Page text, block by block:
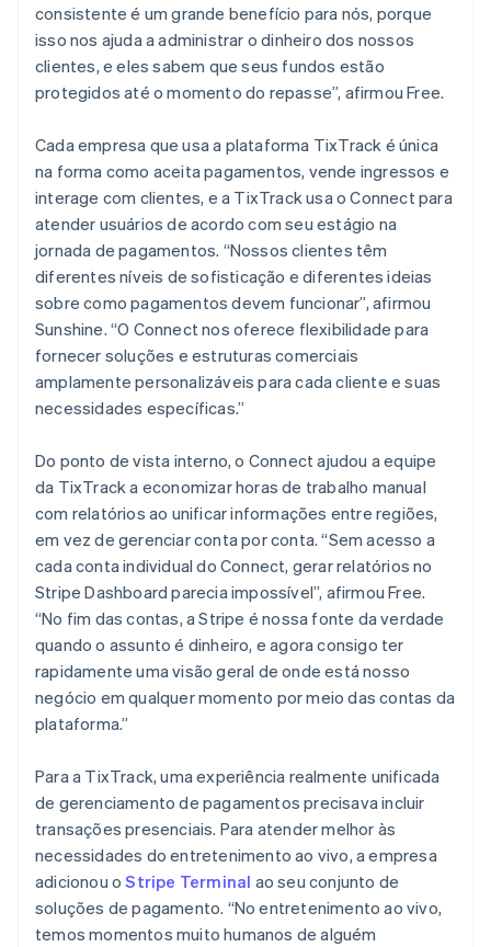
consistente é um grande benefício para nós, porque
isso nos ajuda a administrar o dinheiro dos nossos
clientes, e eles sabem que seus fundos estão
protegidos até o momento do repasse”, afirmou Free.
Cada empresa que usa a plataforma TixTrack é única
na forma como aceita pagamentos, vende ingressos e
interage com clientes, e a TixTrack usa o Connect para
atender usuários de acordo com seu estágio na
jornada de pagamentos. “Nossos clientes têm
diferentes níveis de sofisticação e diferentes ideias
sobre como pagamentos devem funcionar”, afirmou
Sunshine. “O Connect nos oferece flexibilidade para
fornecer soluções e estruturas comerciais
amplamente personalizáveis para cada cliente e suas
necessidades específicas.”
Do ponto de vista interno, o Connect ajudou a equipe
da TixTrack a economizar horas de trabalho manual
com relatórios ao unificar informações entre regiões,
em vez de gerenciar conta por conta. “Sem acesso a
cada conta individual do Connect, gerar relatórios no
Stripe Dashboard parecia impossível”, afirmou Free.
“No fim das contas, a Stripe é nossa fonte da verdade
quando o assunto é dinheiro, e agora consigo ter
rapidamente uma visão geral de onde está nosso
negócio em qualquer momento por meio das contas da
plataforma.”
Para a TixTrack, uma experiência realmente unificada
de gerenciamento de pagamentos precisava incluir
transações presenciais. Para atender melhor às
necessidades do entretenimento ao vivo, a empresa
adicionou oStripe Terminal ao seu conjunto de
soluções de pagamento. “No entretenimento ao vivo,
temos momentos muito humanos de alguém